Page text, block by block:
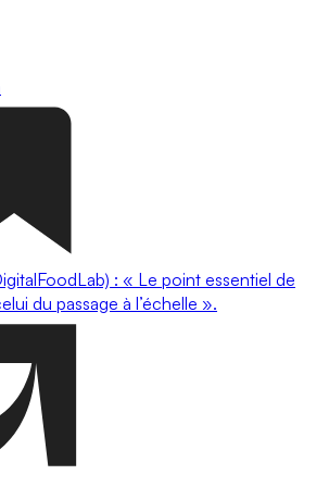
: « Le point essentiel de
du passage à l’échelle ».